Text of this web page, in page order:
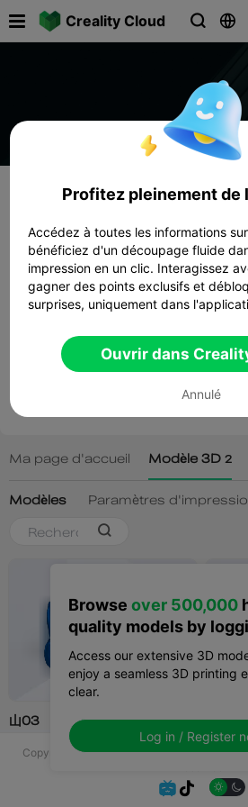
Creality Cloud  
Copyright © 2025 Shenzhen Creality 3D
 
Browse over 500,000
quality models by
Access our extensive 3D
enjoy a seamless 3D printing
clear.
Log in / Register
Profitez pleinement de
Accédez à toutes les informations
bénéficiez d'un découpage fluide
impression en un clic. Interagissez
gagner des points exclusifs et
surprises, uniquement dans
Ouvrir dans
Annulé